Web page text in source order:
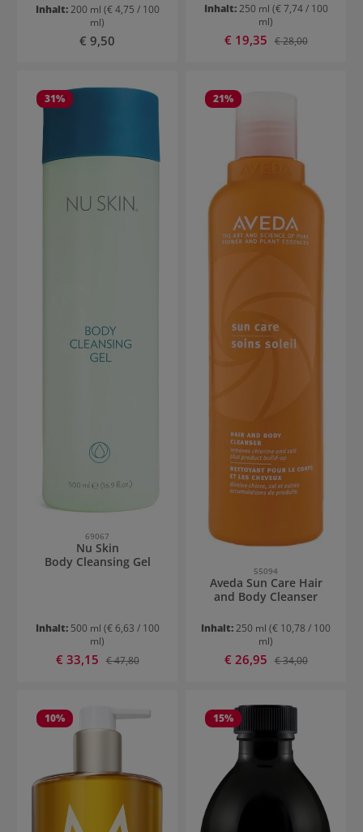
Inhalt:200 ml (€ 4,75 / 100
ml)
Regulärer Preis:
€ 9,50
Inhalt:250 ml (€ 7,74 / 100
ml)
Verkaufspreis:
€ 19,35 Regulärer Preis:
€ 28,00
31%
69067
Nu Skin
Body Cleansing Gel
Inhalt: 500 ml (€ 6,63 / 100
ml)
Verkaufspreis:
€ 33,15 Regulärer Preis:
€ 47,80
21%
55094
Aveda Sun Care Hair
and Body Cleanser
Inhalt:250 ml (€ 10,78 / 100
ml)
Verkaufspreis:
€ 26,95 Regulärer Preis:
€ 34,00
10% 15%